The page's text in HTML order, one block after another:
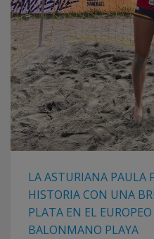
LA ASTURIANA PAULA
HISTORIA CON UNA
PLATA EN EL
BALONMANO PLAYA